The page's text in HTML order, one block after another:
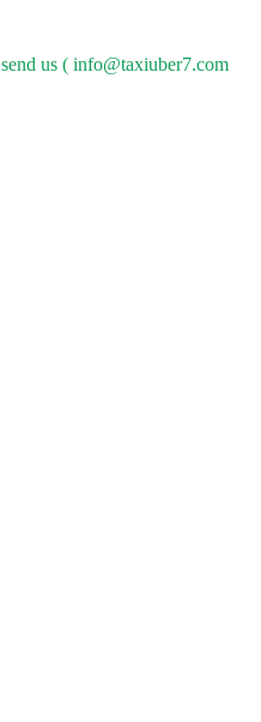
send us ( info@taxiuber7.com